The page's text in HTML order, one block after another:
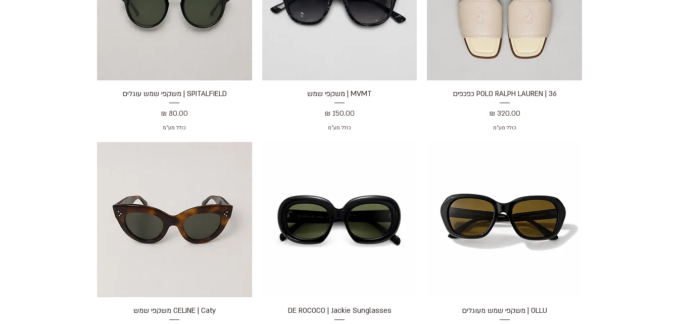
תצוגה מהירה
36 | POLO RALPH LAUREN כפכפים
מחיר
כולל מע״מ
תצוגה מהירהMVMT | משקפי שמש
מחיר
כולל מע״מ
תצוגה מהירהSPITALFIELD | משקפי שמש עוגלים
מחיר
כולל מע״מ
תצוגה מהירה
OLLU | משקפי שמש מעוגלים
תצוגה מהירה
DE ROCOCO | Jackie Sunglasses
תצוגה מהירה
CELINE | Caty משקפי שמש